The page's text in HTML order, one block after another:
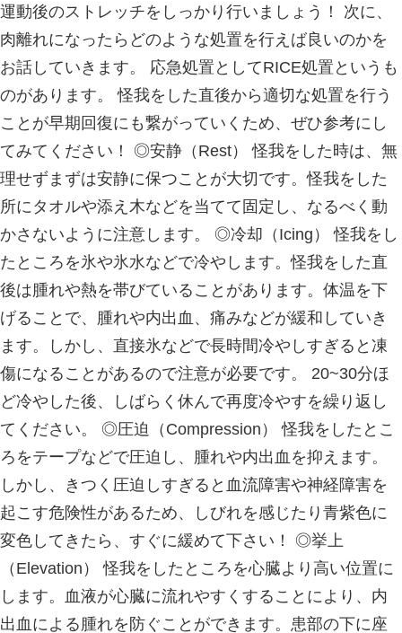
した後に足の裏に痛みが出る ・階段
の時が痛い 一度足底筋膜炎になって
は日常生活において欠かすことので
患部の負担軽減が非常に難しく、治
かるとされています。 【原因とその
骨の付着部分で炎症が起こり、足底
伸び縮みできなくなるのが原因です
た筋肉が荷重をかけた際に引き伸ば
入ることで痛みが生じます。 足底筋
して ・ふくらはぎやアキレス腱が固
加齢や疲労の蓄積 ・足に強い衝撃が
ツ が挙げられます。 【当院で施術】
炎の原因となっている筋肉の硬さを
状の緩和に努めるとともに患者さま
行える足周りのストレッチケアをお
その他、姿勢改善や成長痛、産後骨